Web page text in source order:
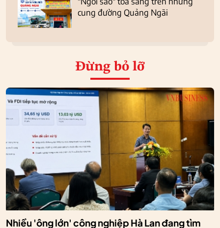
cung đường Quảng Ngãi
Đừng bỏ lỡ
Nhiều 'ông lớn' công nghiệp Hà Lan đang tìm